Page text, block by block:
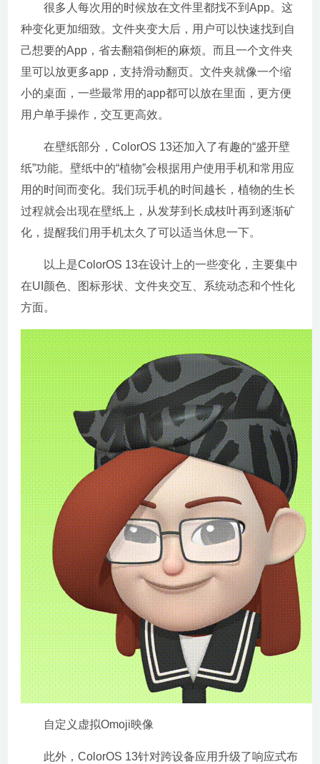
很多人每次用的时候放在文件里都找不到App。这
种变化更加细致。文件夹变大后，用户可以快速找到自
己想要的App，省去翻箱倒柜的麻烦。而且一个文件夹
里可以放更多app，支持滑动翻页。文件夹就像一个缩
小的桌面，一些最常用的app都可以放在里面，更方便
用户单手操作，交互更高效。
在壁纸部分，ColorOS 13还加入了有趣的“盛开壁
纸”功能。壁纸中的“植物”会根据用户使用手机和常用应
用的时间而变化。我们玩手机的时间越长，植物的生长
过程就会出现在壁纸上，从发芽到长成枝叶再到逐渐矿
化，提醒我们用手机太久了可以适当休息一下。
以上是ColorOS 13在设计上的一些变化，主要集中
在UI颜色、图标形状、文件夹交互、系统动态和个性化
方面。
自定义虚拟Omoji映像
此外，ColorOS 13针对跨设备应用升级了响应式布